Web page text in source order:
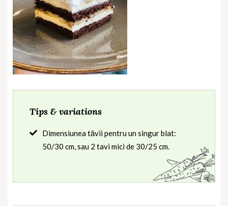
Tips & variations
Dimensiunea tăvii pentru un singur blat:
50/30 cm, sau 2 tavi mici de 30/25 cm.